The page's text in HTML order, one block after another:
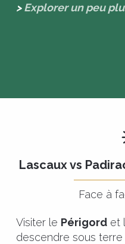
>Explorer un peu
Lascaux vs
Face à
Visiter le Périgord et
descendre sous terre